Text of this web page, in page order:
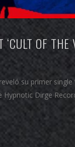
OF THE
su primer
Hypnotic Dirge